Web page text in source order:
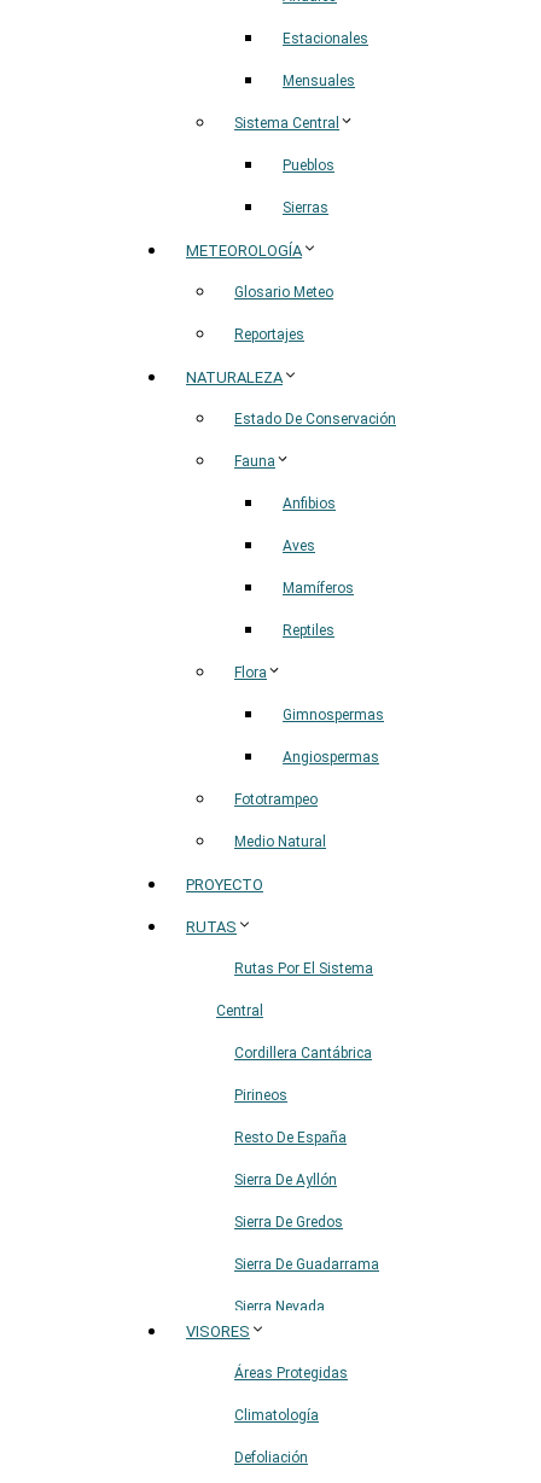
Estacionales
Mensuales
Sistema Central
Pueblos
Sierras
METEOROLOGÍA
Glosario Meteo
Reportajes
NATURALEZA
Estado De Conservación
Fauna
Anfibios
Aves
Mamíferos
Reptiles
Flora
Gimnospermas
Angiospermas
Fototrampeo
Medio Natural
PROYECTO
RUTAS
Rutas Por El Sistema
Central
Cordillera Cantábrica
Pirineos
Resto De España
Sierra De Ayllón
Sierra De Gredos
Sierra De Guadarrama
Sierra Nevada
VISORES
Áreas Protegidas
Climatología
Defoliación